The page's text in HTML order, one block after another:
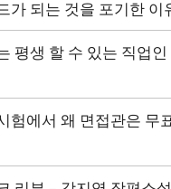
가 되는 것을 포기한 이
평생 할 수 있는 직업인
험에서 왜 면접관은 무